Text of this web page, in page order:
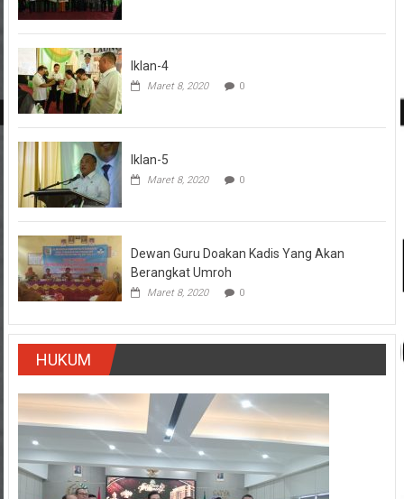
Iklan-4
Maret 8, 2020 0
Iklan-5
Maret 8, 2020 0
Dewan Guru Doakan Kadis Yang Akan
Berangkat Umroh
Maret 8, 2020 0
HUKUM